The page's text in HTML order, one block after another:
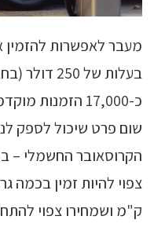
מעבר לאפשרות
בעלות של
כ-17,000 הזמנות מוקדמות) לא מצאנו
שום פרט שיכול לספק